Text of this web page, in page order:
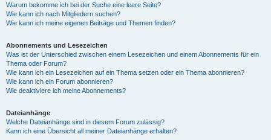
Warum bekomme ich bei der Suche eine leere Seite?
Wie kann ich nach Mitgliedern suchen?
Wie kann ich meine eigenen Beiträge und Themen finden?
Abonnements und Lesezeichen
Was ist der Unterschied zwischen einem Lesezeichen und einem Abonnements für ein
Thema oder Forum?
Wie kann ich ein Lesezeichen auf ein Thema setzen oder ein Thema abonnieren?
Wie kann ich ein Forum abonnieren?
Wie deaktiviere ich meine Abonnements?
Dateianhänge
Welche Dateianhänge sind in diesem Forum zulässig?
Kann ich eine Übersicht all meiner Dateianhänge erhalten?